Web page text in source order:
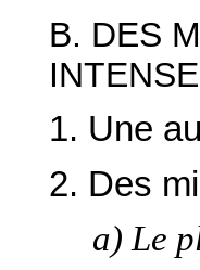
B. DES
1. Une
2. Des
a) Le